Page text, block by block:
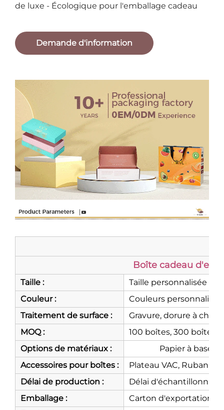
de luxe - Écologique pour l'emballage cadeau
Demande d'information
Boîte cadeau
Taille :
Taille personnalisée
Couleur :
Couleurs
Traitement de surface :
Gravure, dorure à
MOQ :
100 boîtes, 300 boîtes
Options de matériaux :
Papier à base
Accessoires pour boîtes :
Plateau VAC, Ruban,
Délai de production :
Délai
Emballage :
Carton d'exportation